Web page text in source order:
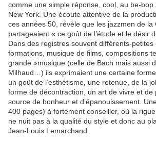
comme une simple réponse, cool, au be-bop
New York. Une écoute attentive de la
ces années 50, révèle que les jazzmen de la
partageaient « ce goût de l’étude et le désir
Dans des registres souvent différents-petites
formations, musique de films, compositions
grande »musique (celle de Bach mais aussi
Milhaud…) ils exprimaient une certaine
un goût de l’esthétisme, une retenue, de la
forme de décontraction, un art de vivre et de
source de bonheur et d’épanouissement.
400 pages) à fortement conseiller, où la
ne nuit pas à la qualité du style et donc au
Jean-Louis Lemarchand